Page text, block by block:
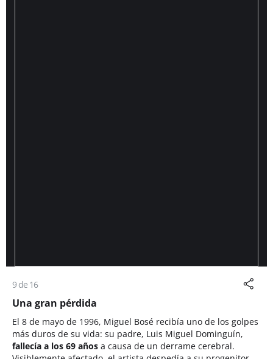
9 de 16
Una gran pérdida
El 8 de mayo de 1996, Miguel Bosé recibía uno de los golpes
más duros de su vida: su padre, Luis Miguel Dominguín,
fallecía a los 69 años a causa de un derrame cerebral.